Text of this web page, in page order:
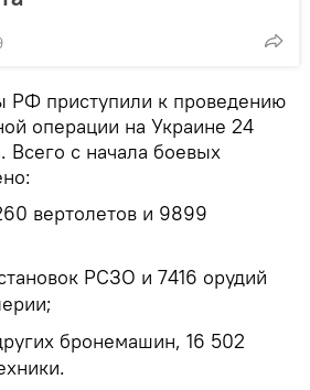
РФ приступили к проведению
операции на Украине 24
Всего с начала боевых
вертолетов и 9899
РСЗО и 7416 орудий
бронемашин, 16 502